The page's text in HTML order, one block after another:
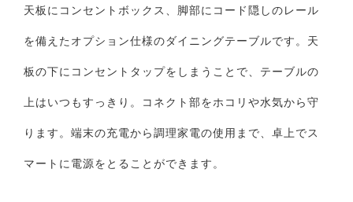
天板にコンセントボックス、脚部にコード隠しのレール
を備えたオプション仕様のダイニングテーブルです。天
板の下にコンセントタップをしまうことで、テーブルの
上はいつもすっきり。コネクト部をホコリや水気から守
ります。端末の充電から調理家電の使用まで、卓上でス
マートに電源をとることができます。